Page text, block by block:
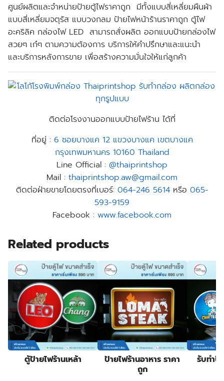
ศูนย์ผลิตและจำหน่ายป้ายตู้ไฟราคาถูก มีทั้งแบบสี่เหลี่ยมผืนผ้า
แบบสี่เหลี่ยมจตุรัส แบบวงกลม ป้ายไฟหน้าร้านราคาถูก ตู้ไฟ
อะคริลิค กล่องไฟ LED สามารถสั่งผลิต ออกแบบป้ายกล่องไฟ
สวยๆ เก๋ๆ ตามความต้องการ บริการให้คำปรึกษาและแนะนำ
และบริการหลังการขาย เพื่อสร้างความมั่นใจให้แก่ลูกค้า
ติดต่อโรงงานออกแบบป้ายไฟร้าน ได้ที่
ที่อยู่ : 6 ซอยบางแค 12 แขวงบางแค เขตบางแค
กรุงเทพมหานคร 10160 Thailand
Line Official : @thaiprintshop
Mail : thaiprintshop.aw@gmail.com
ติดต่อฝ่ายขายโดยตรงที่เบอร์: 064-246 5614หรือ 065-
593-9159
Facebook : www.facebook.com
Related products
ตู้ป้ายไฟร้านเหล้า
ป้ายไฟร้านอาหาร ราคา
ถูก
รับทําป้